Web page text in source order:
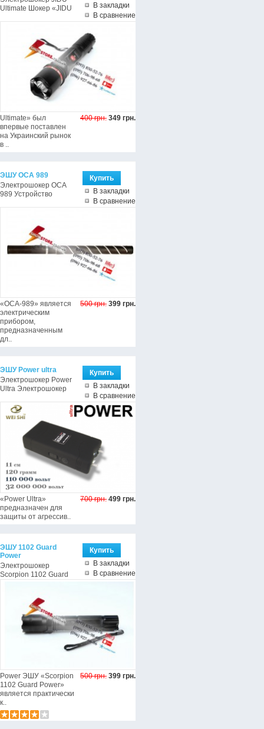
В закладки
В сравнение
400 грн. 349 грн.
Ultimate Шокер «JIDU
Ultimate» был
впервые поставлен
на Украинский рынок
в ..
В закладки
В сравнение
500 грн. 399 грн.
ЭШУ ОСА 989
Электрошокер ОСА
989 Устройство
«ОСА-989» является
электрическим
прибором,
предназначенным
дл..
В закладки
В сравнение
700 грн. 499 грн.
ЭШУ Power ultra
Электрошокер Power
Ultra Электрошокер
«Power Ultra»
предназначен для
защиты от агрессив..
В закладки
В сравнение
500 грн. 399 грн.
ЭШУ 1102 Guard
Power
Электрошокер
Scorpion 1102 Guard
Power ЭШУ «Scorpion
1102 Guard Power»
является практически
к..